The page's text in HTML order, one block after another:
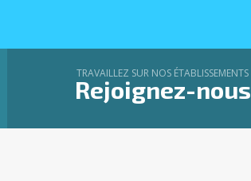
TRAVAILLEZ SUR NOS ÉTABLISSEMENTS
Rejoignez-nous